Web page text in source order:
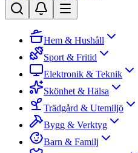
Hem & Hushåll
Sport & Fritid
Elektronik & Teknik
Skönhet & Hälsa
Trädgård & Utemiljö
Bygg & Verktyg
Barn & Familj